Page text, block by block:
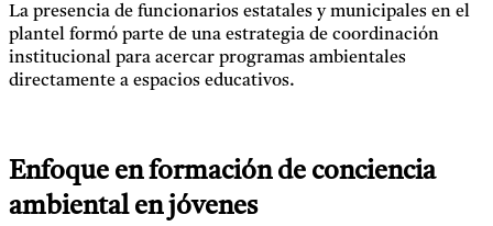
La presencia de funcionarios estatales y municipales en el
plantel formó parte de una estrategia de coordinación
institucional para acercar programas ambientales
directamente a espacios educativos.
Enfoque en formación de conciencia
ambiental en jóvenes